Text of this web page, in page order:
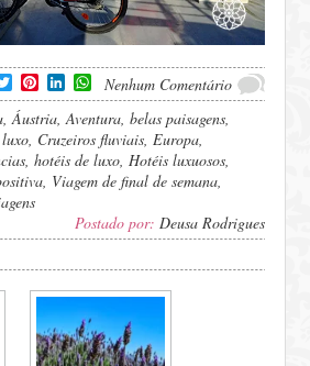
TwitterPinterestLinkedInWhatsApp
Nenhum Comentário
,Áustria ,Aventura ,belas paisagens
Cruzeiros fluviais Europa
,hotéis de luxo Hotéis luxuosos
Viagem de final de semana
Postado por: Deusa Rodrigues